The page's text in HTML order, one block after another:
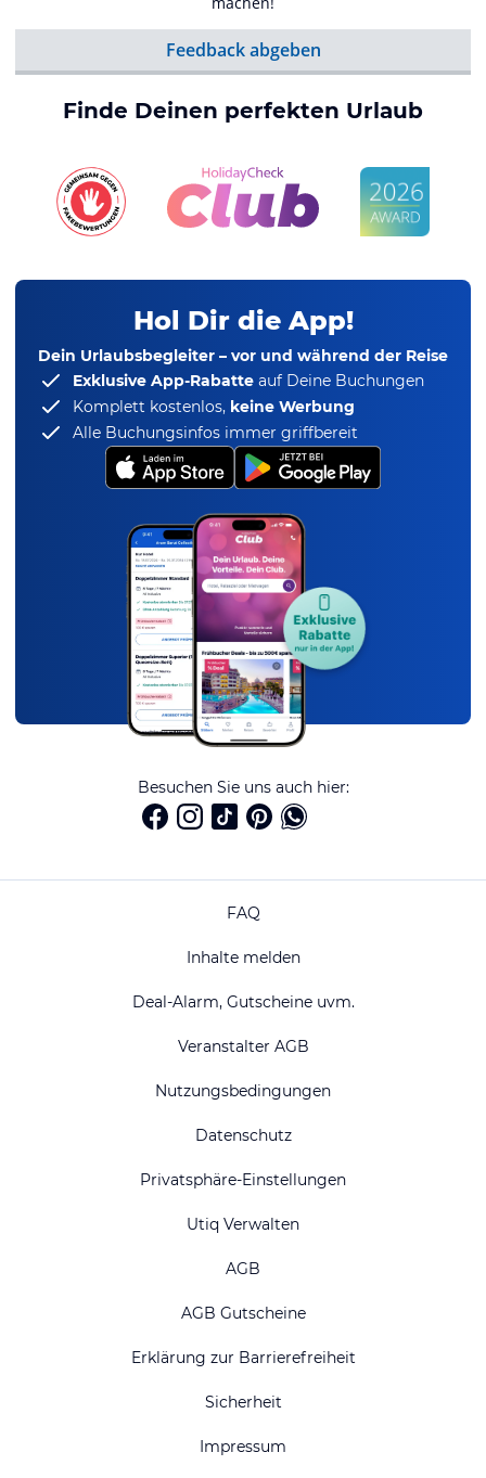
Feedback abgeben
Finde Deinen perfekten Urlaub
Hol Dir die App!
Dein Urlaubsbegleiter – vor und während der Reise
Exklusive App-Rabatte auf Deine Buchungen
Komplett kostenlos, keine Werbung
Alle Buchungsinfos immer griffbereit
Besuchen Sie uns auch hier:
FAQ
Inhalte melden
Deal-Alarm, Gutscheine uvm.
Veranstalter AGB
Nutzungsbedingungen
Datenschutz
Privatsphäre-Einstellungen
Utiq Verwalten
AGB
AGB Gutscheine
Erklärung zur Barrierefreiheit
Sicherheit
Impressum